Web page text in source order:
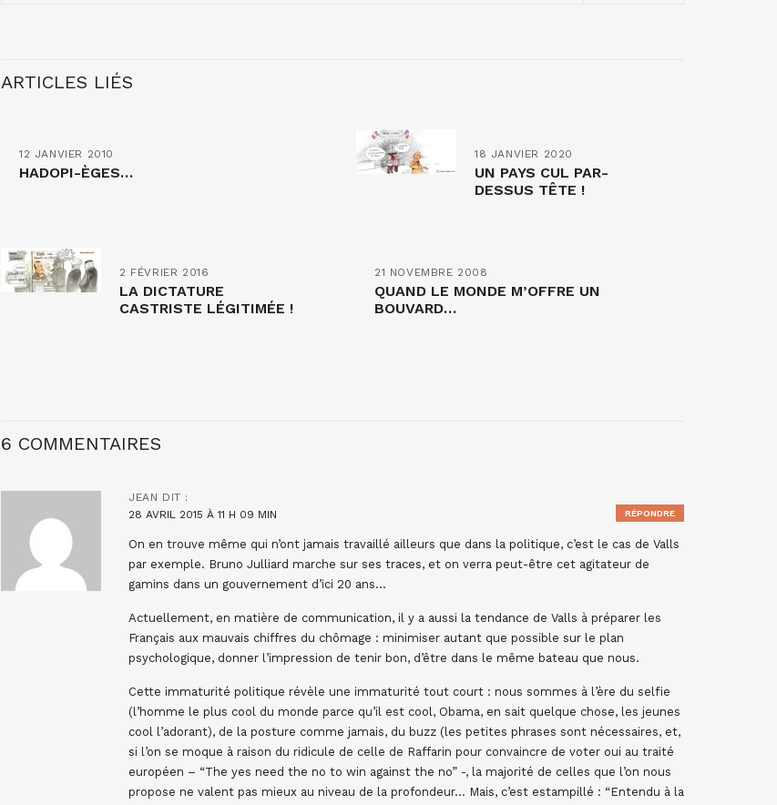
ARTICLES LIÉS
12 JANVIER 2010
HADOPI-ÈGES…
18 JANVIER 2020
UN PAYS CUL PAR-
DESSUS TÊTE !
2 FÉVRIER 2016
LA DICTATURE
CASTRISTE LÉGITIMÉE !
21 NOVEMBRE 2008
QUAND LE MONDE M’OFFRE UN
BOUVARD…
6 COMMENTAIRES
JEAN DIT :
28 AVRIL 2015 À 11 H 09 MIN
On en trouve même qui n’ont jamais travaillé ailleurs que dans la politique, c’est le cas de Valls
par exemple. Bruno Julliard marche sur ses traces, et on verra peut-être cet agitateur de
gamins dans un gouvernement d’ici 20 ans…
Actuellement, en matière de communication, il y a aussi la tendance de Valls à préparer les
Français aux mauvais chiffres du chômage : minimiser autant que possible sur le plan
psychologique, donner l’impression de tenir bon, d’être dans le même bateau que nous.
Cette immaturité politique révèle une immaturité tout court : nous sommes à l’ère du selfie
(l’homme le plus cool du monde parce qu’il est cool, Obama, en sait quelque chose, les jeunes
cool l’adorant), de la posture comme jamais, du buzz (les petites phrases sont nécessaires, et,
si l’on se moque à raison du ridicule de celle de Raffarin pour convaincre de voter oui au traité
européen – “The yes need the no to win against the no” -, la majorité de celles que l’on nous
propose ne valent pas mieux au niveau de la profondeur… Mais, c’est estampillé : “Entendu à la
RÉPONDRE